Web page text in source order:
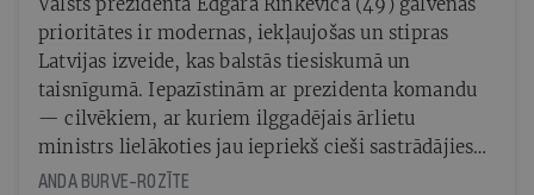
prioritātes ir modernas, iekļaujošas un stipras
Latvijas izveide, kas balstās tiesiskumā un
taisnīgumā. Iepazīstinām ar prezidenta komandu
— cilvēkiem, ar kuriem ilggadējais ārlietu
ministrs lielākoties jau iepriekš cieši sastrādājies
un kuri tagad palīdzēs sasniegt mērķus jaunajā
ANDA BURVE-ROZĪTE